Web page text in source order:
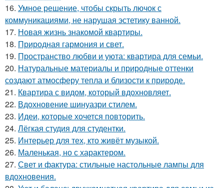
16. Умное решение, чтобы скрыть лючок с
коммуникациями, не нарушая эстетику ванной.
17. Новая жизнь знакомой квартиры.
18. Природная гармония и свет.
19. Пространство любви и уюта: квартира для семьи.
20. Натуральные материалы и природные оттенки
создают атмосферу тепла и близости к природе.
21. Квартира с видом, который вдохновляет.
22. Вдохновение шинуазри стилем.
23. Идеи, которые хочется повторить.
24. Лёгкая студия для студентки.
25. Интерьер для тех, кто живёт музыкой.
26. Маленькая, но с характером.
27. Свет и фактура: стильные настольные лампы для
вдохновения.